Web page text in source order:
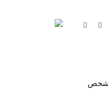
مشخص